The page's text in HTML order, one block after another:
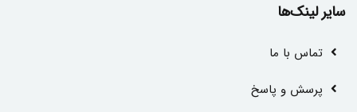
سایر لینک‌ها
تماس با ما
پرسش و پاسخ